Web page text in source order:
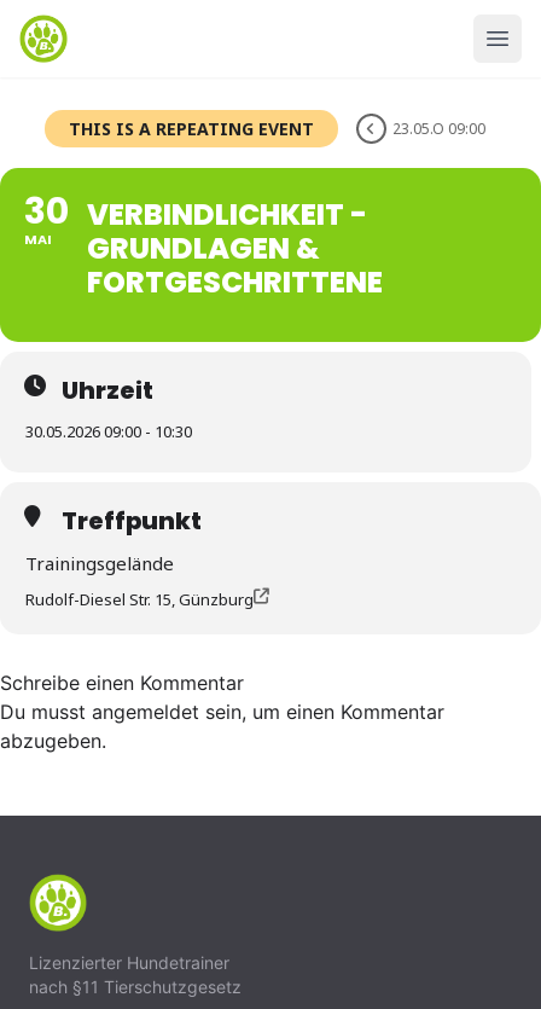
THIS IS A REPEATING EVENT 23.05.O 09:00
30
MAI
VERBINDLICHKEIT -
GRUNDLAGEN &
FORTGESCHRITTENE
Uhrzeit
30.05.2026 09:00 - 10:30
Treffpunkt
Trainingsgelände
Rudolf-Diesel Str. 15, Günzburg
Schreibe einen Kommentar
Du musst angemeldet sein, um einen Kommentar
abzugeben.
Lizenzierter Hundetrainer
nach §11 Tierschutzgesetz